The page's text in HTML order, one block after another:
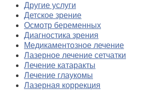
Другие услуги
Детское зрение
Осмотр беременных
Диагностика зрения
Медикаментозное лечение
Лазерное лечение сетчатки
Лечение катаракты
Лечение глаукомы
Лазерная коррекция